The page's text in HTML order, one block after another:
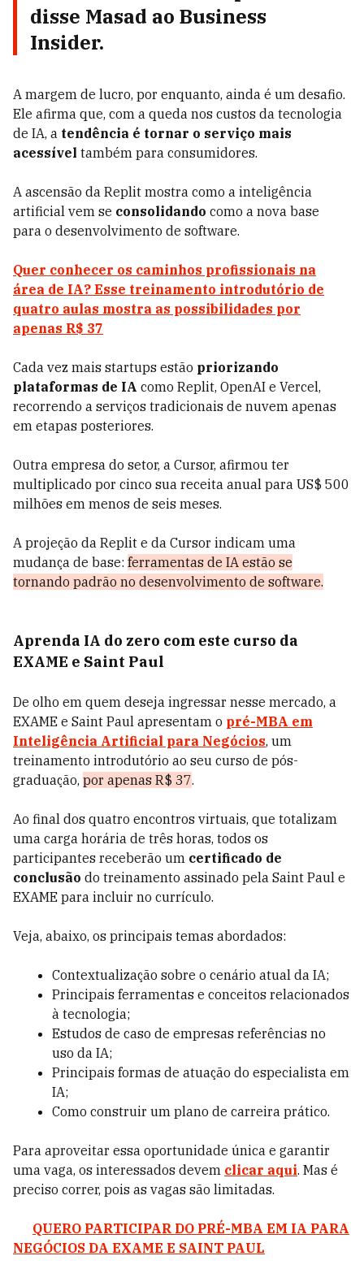
disse Masad ao Business
Insider.
A margem de lucro, por enquanto, ainda é um desafio.
Ele afirma que, com a queda nos custos da tecnologia
de IA, a tendência é tornar o serviço mais
acessível também para consumidores.
A ascensão da Replit mostra como a inteligência
artificial vem se consolidando como a nova base
para o desenvolvimento de software.
Quer conhecer os caminhos profissionais na
área de IA? Esse treinamento introdutório de
quatro aulas mostra as possibilidades por
apenas R$ 37
Cada vez mais startups estão priorizando
plataformas de IA como Replit, OpenAI e Vercel,
recorrendo a serviços tradicionais de nuvem apenas
em etapas posteriores.
Outra empresa do setor, a Cursor, afirmou ter
multiplicado por cinco sua receita anual para US$ 500
milhões em menos de seis meses.
A projeção da Replit e da Cursor indicam uma
mudança de base: ferramentas de IA estão se
tornando padrão no desenvolvimento de software.
Aprenda IA do zero com este curso da
EXAME e Saint Paul
De olho em quem deseja ingressar nesse mercado, a
EXAME e Saint Paul apresentam o pré-MBA em
Inteligência Artificial para Negócios, um
treinamento introdutório ao seu curso de pós-
graduação, por apenas R$ 37.
Ao final dos quatro encontros virtuais, que totalizam
uma carga horária de três horas, todos os
participantes receberão um certificado de
conclusão do treinamento assinado pela Saint Paul e
EXAME para incluir no currículo.
Veja, abaixo, os principais temas abordados:
Contextualização sobre o cenário atual da IA;
Principais ferramentas e conceitos relacionados
à tecnologia;
Estudos de caso de empresas referências no
uso da IA;
Principais formas de atuação do especialista em
IA;
Como construir um plano de carreira prático.
Para aproveitar essa oportunidade única e garantir
uma vaga, os interessados devem clicar aqui. Mas é
preciso correr, pois as vagas são limitadas.
QUERO PARTICIPAR DO PRÉ-MBA EM IA PARA
NEGÓCIOS DA EXAME E SAINT PAUL